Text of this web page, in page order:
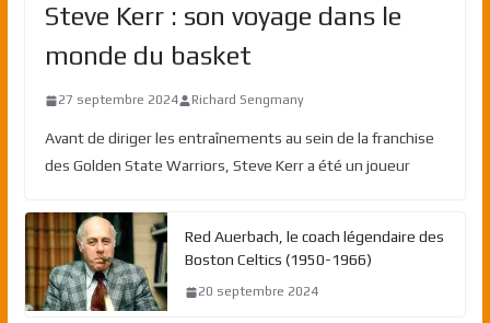
Steve Kerr : son voyage dans le
monde du basket
27 septembre 2024 Richard Sengmany
Avant de diriger les entraînements au sein de la franchise
des Golden State Warriors, Steve Kerr a été un joueur
Red Auerbach, le coach légendaire des
Boston Celtics (1950-1966)
20 septembre 2024